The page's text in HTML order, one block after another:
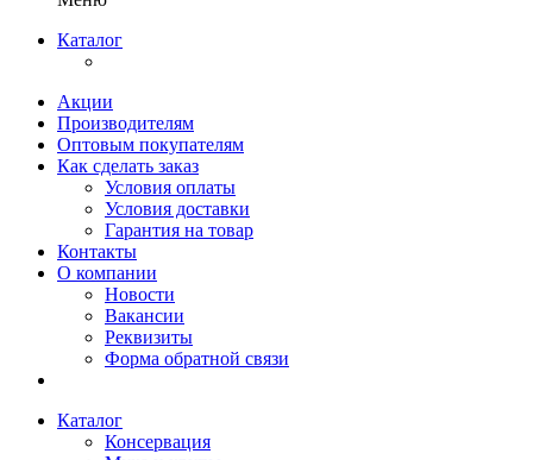
Каталог
Акции
Производителям
Оптовым покупателям
Как сделать заказ
Условия оплаты
Условия доставки
Гарантия на товар
Контакты
О компании
Новости
Вакансии
Реквизиты
Форма обратной связи
Каталог
Консервация